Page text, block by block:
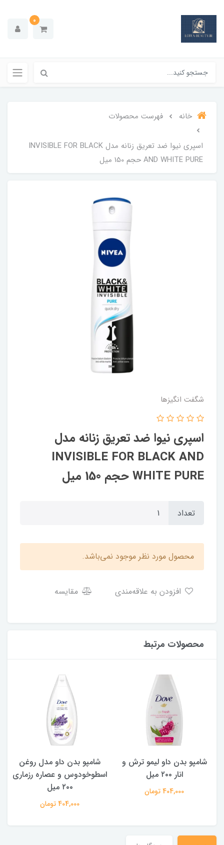
0
خانه فهرست محصولات
اسپری نیوا ضد تعریق زنانه مدل INVISIBLE FOR BLACK
AND WHITE PURE حجم 150 میل
شگفت انگيزها
اسپری نیوا ضد تعریق زنانه مدل
INVISIBLE FOR BLACK AND
WHITE PURE حجم 150 میل
تعداد
محصول مورد نظر موجود نمی‌باشد.
مقایسه
محصولات مرتبط
شامپو بدن داو لیمو ترش و
انار ۲۰۰ میل
404,000 تومان
شامپو بدن ‌داو مدل روغن
اسطوخودوس و عصاره رزماری
۲۰۰ میل
404,000 تومان